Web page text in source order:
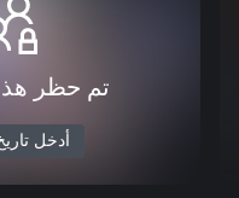
تم حظر
أدخل